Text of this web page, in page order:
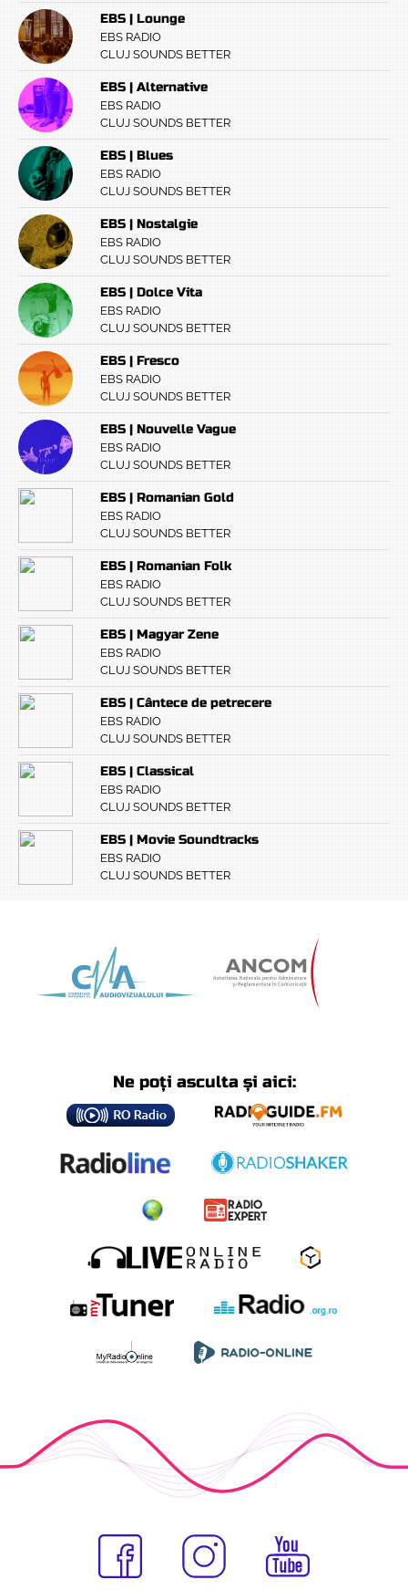
EBS | Lounge
EBS RADIO
CLUJ SOUNDS BETTER
EBS | Alternative
EBS RADIO
CLUJ SOUNDS BETTER
EBS | Blues
EBS RADIO
CLUJ SOUNDS BETTER
EBS | Nostalgie
EBS RADIO
CLUJ SOUNDS BETTER
EBS | Dolce Vita
EBS RADIO
CLUJ SOUNDS BETTER
EBS | Fresco
EBS RADIO
CLUJ SOUNDS BETTER
EBS | Nouvelle Vague
EBS RADIO
CLUJ SOUNDS BETTER
EBS | Romanian Gold
EBS RADIO
CLUJ SOUNDS BETTER
EBS | Romanian Folk
EBS RADIO
CLUJ SOUNDS BETTER
EBS | Magyar Zene
EBS RADIO
CLUJ SOUNDS BETTER
EBS | Cântece de petrecere
EBS RADIO
CLUJ SOUNDS BETTER
EBS | Classical
EBS RADIO
CLUJ SOUNDS BETTER
EBS | Movie Soundtracks
EBS RADIO
CLUJ SOUNDS BETTER
Ne poți asculta și aici: